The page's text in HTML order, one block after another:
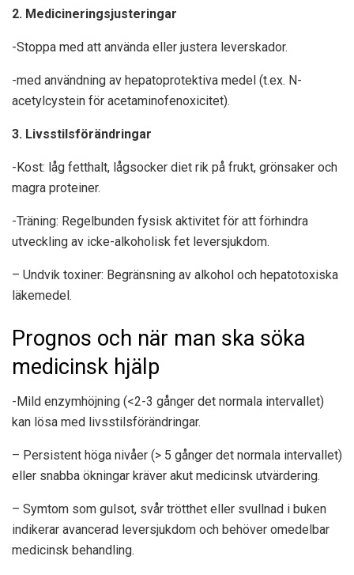
2. Medicineringsjusteringar
-Stoppa med att använda eller justera leverskador.
-med användning av hepatoprotektiva medel (t.ex. N-
acetylcystein för acetaminofenoxicitet).
3. Livsstilsförändringar
-Kost: låg fetthalt, lågsocker diet rik på frukt, grönsaker och
magra proteiner.
-Träning: Regelbunden fysisk aktivitet för att förhindra
utveckling av icke-alkoholisk fet leversjukdom.
– Undvik toxiner: Begränsning av alkohol och hepatotoxiska
läkemedel.
Prognos och när man ska söka
medicinsk hjälp
-Mild enzymhöjning (<2-3 gånger det normala intervallet)
kan lösa med livsstilsförändringar.
– Persistent höga nivåer (> 5 gånger det normala intervallet)
eller snabba ökningar kräver akut medicinsk utvärdering.
– Symtom som gulsot, svår trötthet eller svullnad i buken
indikerar avancerad leversjukdom och behöver omedelbar
medicinsk behandling.